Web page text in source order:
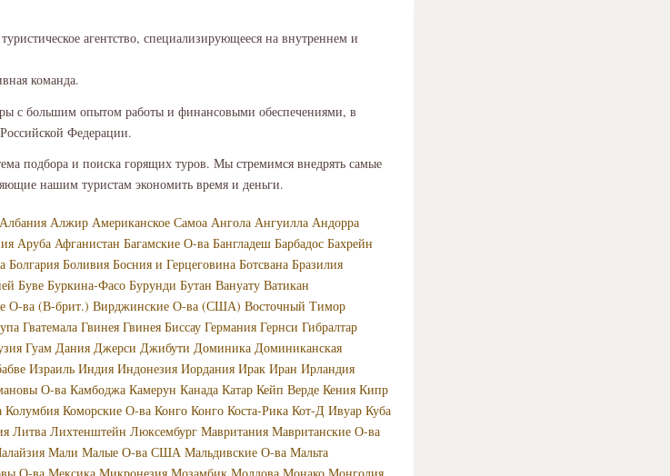
агентство, специализирующееся на внутреннем и
команда.
с большим опытом работы и финансовыми обеспечениями, в
Федерации.
подбора и поиска горящих туров. Мы стремимся внедрять самые
нашим туристам экономить время и деньги.
Албания Алжир Американское Самоа Ангола Ангуилла Андорра
Аруба Афганистан Багамские О-ва Бангладеш Барбадос Бахрейн
Болгария Боливия Босния и Герцеговина Ботсвана Бразилия
Буве Буркина-Фасо Бурунди Бутан Вануату Ватикан
О-ва (В-брит.) Вирджинские О-ва (США) Восточный Тимор
Гватемала Гвинея Гвинея Биссау Германия Гернси Гибралтар
Гуам Дания Джерси Джибути Доминика Доминиканская
Израиль Индия Индонезия Иордания Ирак Иран Ирландия
О-ва Камбоджа Камерун Канада Катар Кейп Верде Кения Кипр
Колумбия Коморские О-ва Конго Конго Коста-Рика Кот-Д Ивуар Куба
Литва Лихтенштейн Люксембург Мавритания Мавританские О-ва
Мали Малые О-ва США Мальдивские О-ва Мальта